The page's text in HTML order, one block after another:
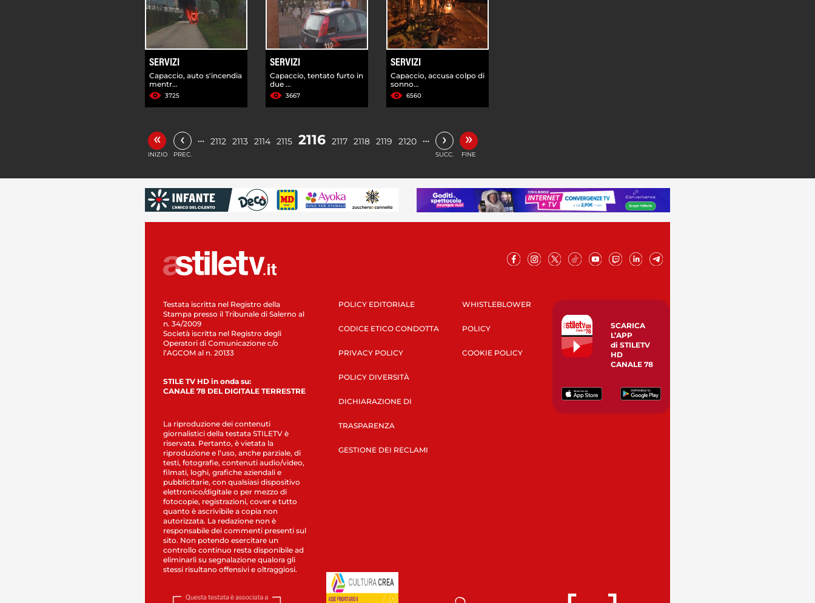
SERVIZI
Capaccio, auto s'incendia
mentr...
3725
SERVIZI
Capaccio, tentato furto in
due ...
3667
SERVIZI
Capaccio, accusa colpo di
sonno...
6560
«
INIZIO
‹
PREC.
… 2112 2113 2114 2115 2116 2117 2118 2119 2120 … ›
SUCC.
»
FINE
Testata iscritta nel Registro della
Stampa presso il Tribunale di Salerno al
n. 34/2009
Società iscritta nel Registro degli
Operatori di Comunicazione c/o
l’AGCOM al n. 20133
STILE TV HD in onda su:
CANALE 78 DEL DIGITALE TERRESTRE
La riproduzione dei contenuti
giornalistici della testata STILETV è
riservata. Pertanto, è vietata la
riproduzione e l’uso, anche parziale, di
testi, fotografie, contenuti audio/video,
filmati, loghi, grafiche aziendali e
pubblicitarie, con qualsiasi dispositivo
elettronico/digitale o per mezzo di
fotocopie, registrazioni, cover e tutto
quanto è ascrivibile a copia non
autorizzata. La redazione non è
responsabile dei commenti presenti sul
sito. Non potendo esercitare un
controllo continuo resta disponibile ad
eliminarli su segnalazione qualora gli
stessi risultano offensivi e oltraggiosi.
POLICY EDITORIALE
CODICE ETICO CONDOTTA
PRIVACY POLICY
POLICY DIVERSITÀ
DICHIARAZIONE DI
TRASPARENZA
GESTIONE DEI RECLAMI
WHISTLEBLOWER
POLICY
COOKIE POLICY
SCARICA
L’APP
di STILETV
HD
CANALE 78